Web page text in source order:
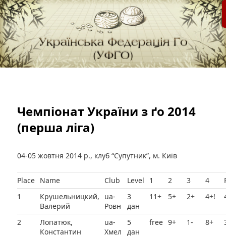
Українська Федерація Го (УФГО)
федерація Го (Бадук, Вейці) в Україні
Чемпіонат України з ґо 2014
(перша ліга)
04-05 жовтня 2014 р., клуб “Супутник”, м. Київ
Place Name Club Level 1 2 3 4
1
Крушельницкий,
Валерий
ua-
Ровн
3
дан
11+ 5+ 2+ 4+!
2
Лопатюк,
Константин
ua-
Хмел
5
дан
free 9+ 1- 8+